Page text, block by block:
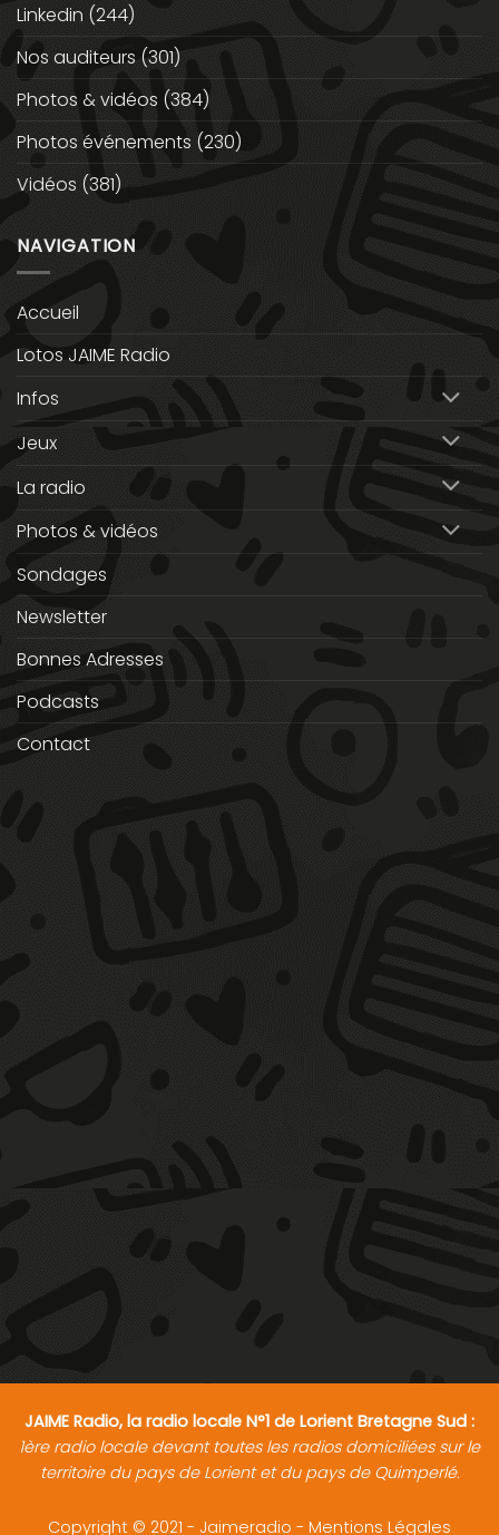
Linkedin (244)
Nos auditeurs (301)
Photos & vidéos (384)
Photos événements (230)
Vidéos (381)
NAVIGATION
Accueil
Lotos JAIME Radio
Infos
Jeux
La radio
Photos & vidéos
Sondages
Newsletter
Bonnes Adresses
Podcasts
Contact
JAIME Radio, la radio locale N°1 de Lorient Bretagne Sud :
1ère radio locale devant toutes les radios domiciliées sur le
territoire du pays de Lorient et du pays de Quimperlé.
Copyright © 2021 - Jaimeradio - Mentions Légales